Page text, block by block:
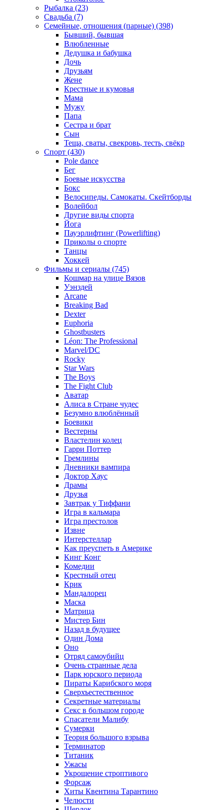
Рыбалка (23)
Свадьба (7)
Семейные, отношения (парные) (398)
Бывший, бывшая
Влюбленные
Дедушка и бабушка
Дочь
Друзьям
Жене
Крестные и кумовья
Мама
Мужу
Папа
Сестра и брат
Сын
Теща, сваты, свекровь, тесть, свёкр
Спорт (430)
Pole dance
Бег
Боевые искусства
Бокс
Велосипеды. Самокаты. Скейтборды
Волейбол
Другие виды спорта
Йога
Пауэрлифтинг (Powerlifting)
Приколы о спорте
Танцы
Хоккей
Фильмы и сериалы (745)
Кошмар на улице Вязов
Уэнздей
Arcane
Breaking Bad
Dexter
Euphoria
Ghostbusters
Léon: The Professional
Marvel/DC
Rocky
Star Wars
The Boys
The Fight Club
Аватар
Алиса в Стране чудес
Безумно влюблённый
Боевики
Вестерны
Властелин колец
Гарри Поттер
Гремлины
Дневники вампира
Доктор Хаус
Драмы
Друзья
Завтрак у Тиффани
Игра в кальмара
Игра престолов
Извне
Интерстеллар
Как преуспеть в Америке
Кинг Конг
Комедии
Крестный отец
Крик
Мандалорец
Маска
Матрица
Мистер Бин
Назад в будущее
Один Дома
Оно
Отряд самоубийц
Очень странные дела
Парк юрского периода
Пираты Карибского моря
Сверхъестественное
Секретные материалы
Секс в большом городе
Спасатели Малибу
Сумерки
Теория большого взрыва
Терминатор
Титаник
Ужасы
Укрощение строптивого
Форсаж
Хиты Квентина Тарантино
Челюсти